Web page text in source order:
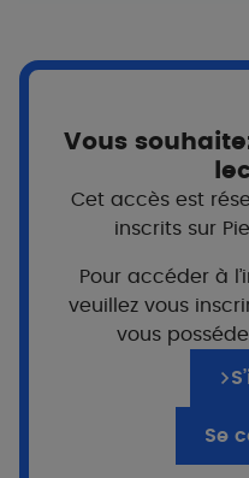
A partir de 12 ans
Vous
Cet accès est
inscrits sur
Pour accéder à
veuillez vous
vous
Se